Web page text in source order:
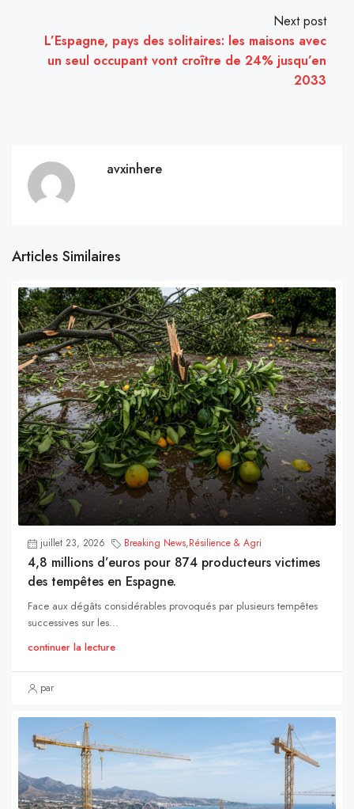
Next post
L’Espagne, pays des solitaires: les maisons avec
un seul occupant vont croître de 24% jusqu’en
2033
avxinhere
Articles Similaires
juillet 23, 2026 Breaking News,Résilience & Agri
4,8 millions d’euros pour 874 producteurs victimes
des tempêtes en Espagne.
Face aux dégâts considérables provoqués par plusieurs tempêtes
successives sur les...
continuer la lecture
par